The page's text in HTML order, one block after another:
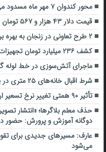
محور کندوان ۷ مهر ماه مسدود می‌شود
قیمت دلار ۴۳ هزار و ۵۶۷ تومان شد / نرخ ارز امروز ۲۱ فروردین ۱۴۰۳
۲ طرح تعاونی در زنجان به بهره برداری رسید
کشف ۲۳۶ میلیارد تومان تجهیزات و کالای قاچاق در استان مرکزی
ماجرای آتش‌سوزی در خط لوله
شرط اقبال خانه‌های ۲۵ متری در پایتخت
تأثیر ۹۰ همتی تغییر نرخ تسعیر ارز بر زنجیره پتروپالایشی
حذف معلم بلاگرها؛ «انتشار
دوگانه آموزش و پرورش: حضور
عارف: مسیرهای جدیدی برای
می‌شود